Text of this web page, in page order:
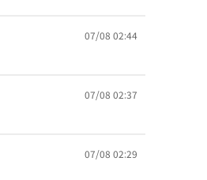
07/08 02:44
07/08 02:37
07/08 02:29